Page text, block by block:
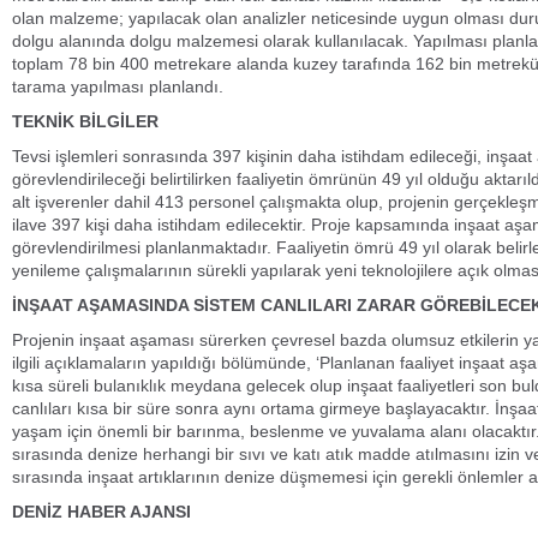
olan malzeme; yapılacak olan analizler neticesinde uygun olması
dolgu alanında dolgu malzemesi olarak kullanılacak. Yapılması
toplam 78 bin 400 metrekare alanda kuzey tarafında 162 bin
tarama yapılması planlandı.
TEKNİK BİLGİLER
Tevsi işlemleri sonrasında 397 kişinin daha istihdam edileceği,
görevlendirileceği belirtilirken faaliyetin ömrünün 49 yıl olduğu
alt işverenler dahil 413 personel çalışmakta olup, projenin
ilave 397 kişi daha istihdam edilecektir. Proje kapsamında inşaat
görevlendirilmesi planlanmaktadır. Faaliyetin ömrü 49 yıl olarak
yenileme çalışmalarının sürekli yapılarak yeni teknolojilere açık
İNŞAAT AŞAMASINDA SİSTEM CANLILARI ZARAR
Projenin inşaat aşaması sürerken çevresel bazda olumsuz etkilerin
ilgili açıklamaların yapıldığı bölümünde, ‘Planlanan faaliyet inşaat
kısa süreli bulanıklık meydana gelecek olup inşaat faaliyetleri son
canlıları kısa bir süre sonra aynı ortama girmeye başlayacaktır.
yaşam için önemli bir barınma, beslenme ve yuvalama alanı
sırasında denize herhangi bir sıvı ve katı atık madde atılmasını
sırasında inşaat artıklarının denize düşmemesi için gerekli önlemler
DENİZ HABER AJANSI